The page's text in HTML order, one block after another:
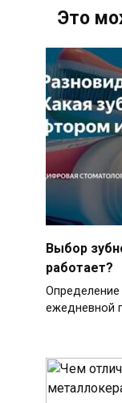
Это
Выбор
работает?
Определение
ежедневной